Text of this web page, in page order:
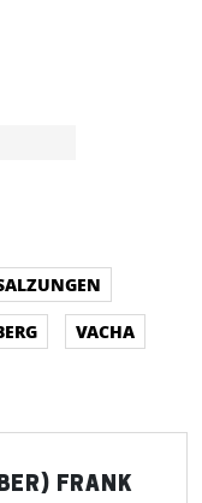
VACHA
FRANK